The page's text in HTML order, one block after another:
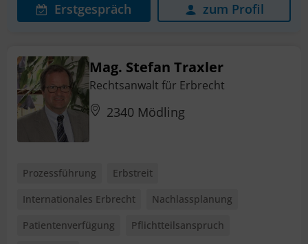
Erstgespräch zum Profil
Mag. Stefan Traxler
Rechtsanwalt für Erbrecht
2340 Mödling
Prozessführung
Erbstreit
Internationales Erbrecht
Nachlassplanung
Patientenverfügung
Pflichtteilsanspruch